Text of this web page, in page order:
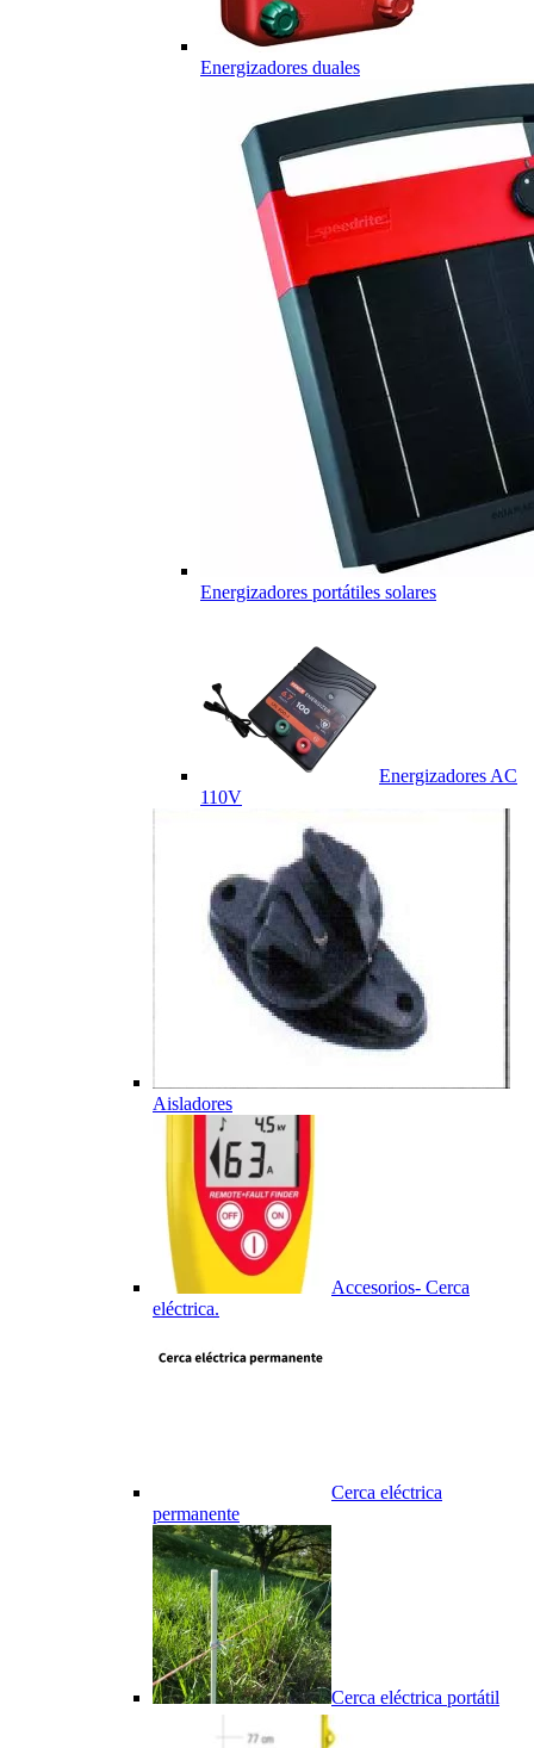
Energizadores duales
Energizadores portátiles solares
Energizadores AC
110V
Aisladores
Accesorios- Cerca
eléctrica.
Cerca eléctrica
permanente
Cerca eléctrica portátil